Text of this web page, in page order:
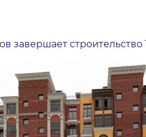
завершает строительство